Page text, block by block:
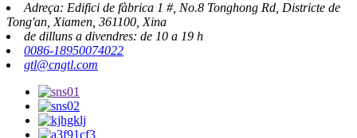
Adreça: Edifici de fàbrica 1 #, No.8 Tonghong Rd, Districte de
Tong'an, Xiamen, 361100, Xina
de dilluns a divendres: de 10 a 19 h
0086-18950074022
gtl@cngtl.com